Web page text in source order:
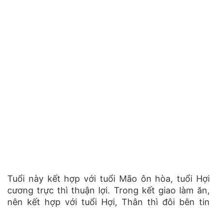
Tuổi này kết hợp với tuổi Mão ôn hòa, tuổi Hợi
cương trực thì thuận lợi. Trong kết giao làm ăn,
nên kết hợp với tuổi Hợi, Thân thì đôi bên tin